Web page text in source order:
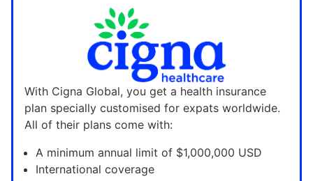
With Cigna Global, you get a health insurance
plan specially customised for expats worldwide.
All of their plans come with:
A minimum annual limit of $1,000,000 USD
International coverage